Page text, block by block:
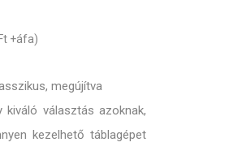
+áfa)
megújítva
választás azoknak,
kezelhető táblagépet